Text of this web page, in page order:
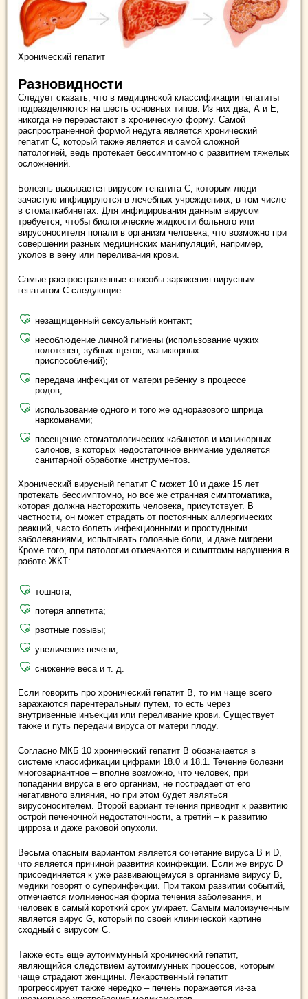
Хронический гепатит
Разновидности
Следует сказать, что в медицинской классификации гепатиты
подразделяются на шесть основных типов. Из них два, А и Е,
никогда не перерастают в хроническую форму. Самой
распространенной формой недуга является хронический
гепатит С, который также является и самой сложной
патологией, ведь протекает бессимптомно с развитием тяжелых
осложнений.
Болезнь вызывается вирусом гепатита С, которым люди
зачастую инфицируются в лечебных учреждениях, в том числе
в стоматкабинетах. Для инфицирования данным вирусом
требуется, чтобы биологические жидкости больного или
вирусоносителя попали в организм человека, что возможно при
совершении разных медицинских манипуляций, например,
уколов в вену или переливания крови.
Самые распространенные способы заражения вирусным
гепатитом С следующие:
незащищенный сексуальный контакт;
несоблюдение личной гигиены (использование чужих
полотенец, зубных щеток, маникюрных
приспособлений);
передача инфекции от матери ребенку в процессе
родов;
использование одного и того же одноразового шприца
наркоманами;
посещение стоматологических кабинетов и маникюрных
салонов, в которых недостаточное внимание уделяется
санитарной обработке инструментов.
Хронический вирусный гепатит С может 10 и даже 15 лет
протекать бессимптомно, но все же странная симптоматика,
которая должна насторожить человека, присутствует. В
частности, он может страдать от постоянных аллергических
реакций, часто болеть инфекционными и простудными
заболеваниями, испытывать головные боли, и даже мигрени.
Кроме того, при патологии отмечаются и симптомы нарушения в
работе ЖКТ:
тошнота;
потеря аппетита;
рвотные позывы;
увеличение печени;
снижение веса и т. д.
Если говорить про хронический гепатит В, то им чаще всего
заражаются парентеральным путем, то есть через
внутривенные инъекции или переливание крови. Существует
также и путь передачи вируса от матери плоду.
Согласно МКБ 10 хронический гепатит В обозначается в
системе классификации цифрами 18.0 и 18.1. Течение болезни
многовариантное – вполне возможно, что человек, при
попадании вируса в его организм, не пострадает от его
негативного влияния, но при этом будет являться
вирусоносителем. Второй вариант течения приводит к развитию
острой печеночной недостаточности, а третий – к развитию
цирроза и даже раковой опухоли.
Весьма опасным вариантом является сочетание вируса В и D,
что является причиной развития коинфекции. Если же вирус D
присоединяется к уже развивающемуся в организме вирусу В,
медики говорят о суперинфекции. При таком развитии событий,
отмечается молниеносная форма течения заболевания, и
человек в самый короткий срок умирает. Самым малоизученным
является вирус G, который по своей клинической картине
сходный с вирусом С.
Также есть еще аутоиммунный хронический гепатит,
являющийся следствием аутоиммунных процессов, которым
чаще страдают женщины. Лекарственный гепатит
прогрессирует также нередко – печень поражается из-за